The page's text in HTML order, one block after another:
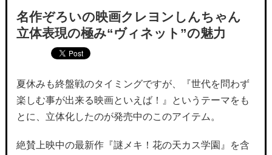
名作ぞろいの映画クレヨンしんちゃん
立体表現の極み“ヴィネット”の魅力
夏休みも終盤戦のタイミングですが、『世代を問わず
楽しむ事が出来る映画といえば！』というテーマをも
とに、立体化したのが発売中のこのアイテム。
絶賛上映中の最新作『謎メキ！花の天カス学園』を含